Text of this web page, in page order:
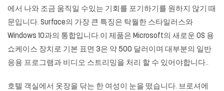
에서 나와 조금 움직일 수있는 기회를 포기하기를 원하지 않기 때
문입니다. Surface의 가장 큰 특징은 탁월한 스타일러스와
Windows 10과의 통합입니다.이 제품은 Microsoft의 새로운 OS 용
쇼케이스 장치로 기본 표면 3은 약 500 달러이며 대부분의 일반
응용 프로그램과 비디오 스트리밍을 처리 할 수 ​​있어야합니다..
호텔 객실에서 옷장을 닦는 한 여성이 눈을 떴습니다. 브로셔에